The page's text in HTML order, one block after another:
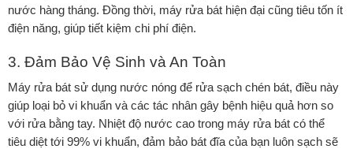
nước hàng tháng. Đồng thời, máy rửa bát hiện đại cũng tiêu tốn ít
điện năng, giúp tiết kiệm chi phí điện.
3. Đảm Bảo Vệ Sinh và An Toàn
Máy rửa bát sử dụng nước nóng để rửa sạch chén bát, điều này
giúp loại bỏ vi khuẩn và các tác nhân gây bệnh hiệu quả hơn so
với rửa bằng tay. Nhiệt độ nước cao trong máy rửa bát có thể
tiêu diệt tới 99% vi khuẩn, đảm bảo bát đĩa của bạn luôn sạch sẽ